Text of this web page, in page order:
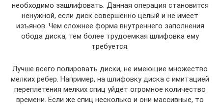
необходимо зашлифовать. Данная операция становится
ненужной, если диск совершенно целый и не имеет
изъянов. Чем сложнее форма внутреннего заполнения
обода диска, тем более трудоемкая шлифовка ему
требуется.
Лучше всего полировать диски, не имеющие множество
мелких ребер. Например, на шлифовку диска с имитацией
переплетения мелких спиц уйдет огромное количество
времени. Если же спиц несколько и они массивные, то